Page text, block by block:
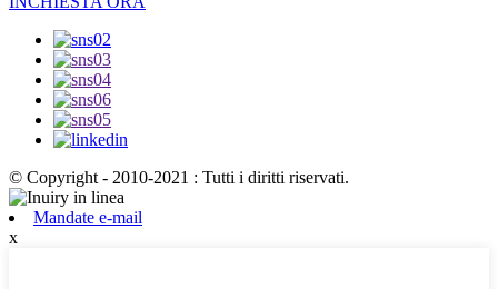
© Copyright - 2010-2021 : Tutti i diritti riservati.
Mandate e-mail
x